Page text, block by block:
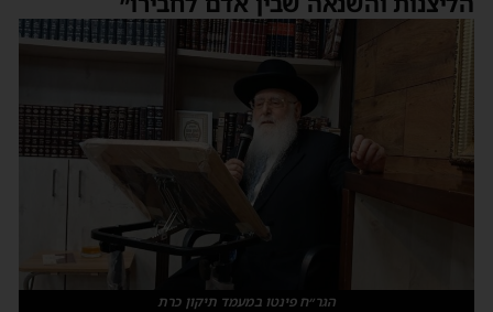
הגר״ח פינטו במעמד תיקון כרת